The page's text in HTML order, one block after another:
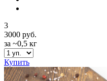
3
3000 руб.
за ~0,5 кг
Купить